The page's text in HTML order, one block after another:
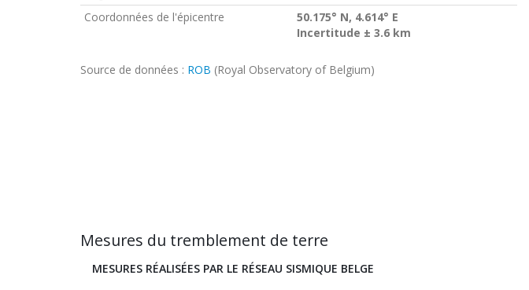
Coordonnées de l'épicentre
50.175° N, 4.614° E
Incertitude ± 3.6 km
Source de données : ROB (Royal Observatory of Belgium)
Mesures du tremblement de terre
MESURES RÉALISÉES PAR LE RÉSEAU SISMIQUE BELGE